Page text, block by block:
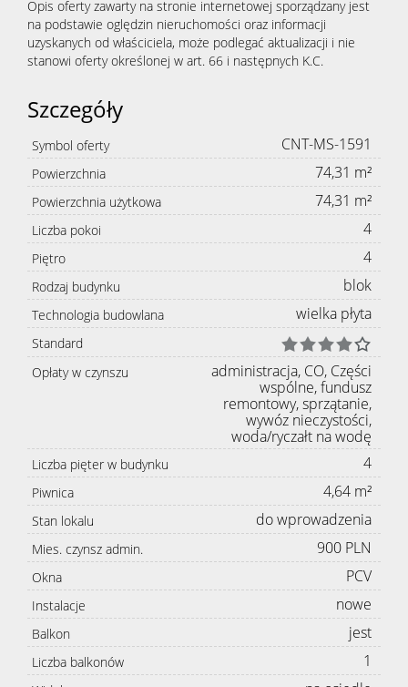
Opis oferty zawarty na stronie internetowej sporządzany jest
na podstawie oględzin nieruchomości oraz informacji
uzyskanych od właściciela, może podlegać aktualizacji i nie
stanowi oferty określonej w art. 66 i następnych K.C.
Szczegóły
Symbol oferty CNT-MS-1591
Powierzchnia 74,31 m²
Powierzchnia użytkowa 74,31 m²
Liczba pokoi 4
Piętro 4
Rodzaj budynku blok
Technologia budowlana wielka płyta
Standard
Opłaty w czynszu
administracja, CO, Części
wspólne, fundusz
remontowy, sprzątanie,
wywóz nieczystości,
woda/ryczałt na wodę
Liczba pięter w budynku 4
Piwnica 4,64 m²
Stan lokalu do wprowadzenia
Mies. czynsz admin. 900 PLN
Okna PCV
Instalacje nowe
Balkon jest
Liczba balkonów 1